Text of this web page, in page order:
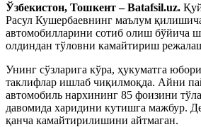
Ўзбекистон, Тошкент – Batafsil.uz.
Расул Кушербаевнинг маълум
автомобилларини сотиб олиш бўйича
олдиндан тўловни камайтириш
Унинг сўзларига кўра, ҳукуматга
таклифлар ишлаб чиқилмоқда. Айни
автомобиль нархининг 85 фоизини
давомида харидини кутишга мажбур.
қанча камайтирилишини айтмаган.